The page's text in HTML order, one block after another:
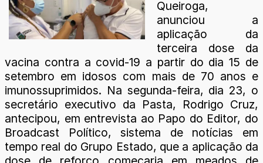
Queiroga,
anunciou a
aplicação da
terceira dose da
vacina contra a covid-19 a partir do dia 15 de
setembro em idosos com mais de 70 anos e
imunossuprimidos. Na segunda-feira, dia 23, o
secretário executivo da Pasta, Rodrigo Cruz,
antecipou, em entrevista ao Papo do Editor, do
Broadcast Político, sistema de notícias em
tempo real do Grupo Estado, que a aplicação da